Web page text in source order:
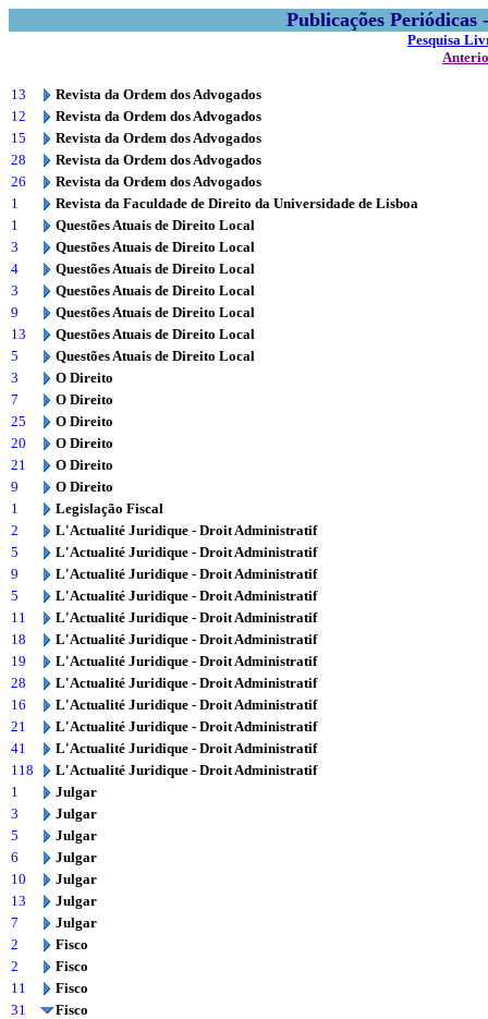
Publicações
Pesquisa
13
Revista da Ordem dos Advogados
12
Revista da Ordem dos Advogados
15
Revista da Ordem dos Advogados
28
Revista da Ordem dos Advogados
26
Revista da Ordem dos Advogados
1
Revista da Faculdade de Direito da Universidade de Lisboa
1
Questões Atuais de Direito Local
3
Questões Atuais de Direito Local
4
Questões Atuais de Direito Local
3
Questões Atuais de Direito Local
9
Questões Atuais de Direito Local
13
Questões Atuais de Direito Local
5
Questões Atuais de Direito Local
3
O Direito
7
O Direito
25
O Direito
20
O Direito
21
O Direito
9
O Direito
1
Legislação Fiscal
2
L'Actualité Juridique - Droit Administratif
5
L'Actualité Juridique - Droit Administratif
9
L'Actualité Juridique - Droit Administratif
5
L'Actualité Juridique - Droit Administratif
11
L'Actualité Juridique - Droit Administratif
18
L'Actualité Juridique - Droit Administratif
19
L'Actualité Juridique - Droit Administratif
28
L'Actualité Juridique - Droit Administratif
16
L'Actualité Juridique - Droit Administratif
21
L'Actualité Juridique - Droit Administratif
41
L'Actualité Juridique - Droit Administratif
118
L'Actualité Juridique - Droit Administratif
1
Julgar
3
Julgar
5
Julgar
6
Julgar
10
Julgar
13
Julgar
7
Julgar
2
Fisco
2
Fisco
11
Fisco
31
Fisco